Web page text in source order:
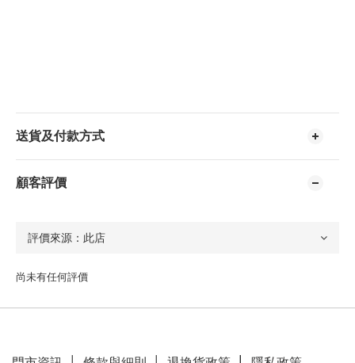
送貨及付款方式
顧客評價
尚未有任何評價